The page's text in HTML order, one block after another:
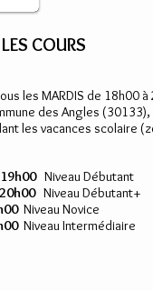
LES COURS
les MARDIS de 18h00 à
des Angles
les vacances scolaire
Niveau Débutant
Niveau Débutant+
Niveau Novice
Niveau Intermédiaire